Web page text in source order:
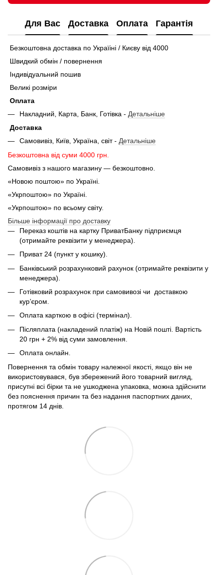
Для Вас Доставка Оплата Гарантія
Безкоштовна доставка по Україіні / Києву від 4000
Швидкий обмін / повернення
Індивідуальний пошив
Великі розміри
Оплата
Накладний, Карта, Банк, Готівка - Детальніше
Доставка
Самовивіз, Київ, Україна, світ - Детальніше
Безкоштовна від суми 4000 грн.
Самовивіз з нашого магазину — безкоштовно.
«Новою поштою» по Україні.
«Укрпоштою» по Україні.
«Укрпоштою» по всьому світу.
Більше інформації про доставку
Переказ коштів на картку ПриватБанку підприємця
(отримайте реквізити у менеджера).
Приват 24 (пункт у кошику).
Банківський розрахунковий рахунок (отримайте реквізити у
менеджера).
Готівковий розрахунок при самовивозі чи доставкою
кур’єром.
Оплата карткою в офісі (термінал).
Післяплата (накладений платіж) на Новій пошті. Вартість
20 грн + 2% від суми замовлення.
Оплата онлайн.
Повернення та обмін товару належної якості, якщо він не
використовувався, був збережений його товарний вигляд,
присутні всі бірки та не ушкоджена упаковка, можна здійснити
без пояснення причин та без надання паспортних даних,
протягом 14 днів.